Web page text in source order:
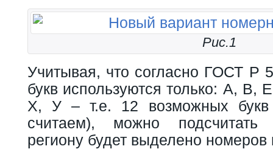
Рис.1
Учитывая, что согласно ГОСТ Р
букв используются только: А,
Х, У – т.е. 12 возможных букв
считаем), можно подсчитать
региону будет выделено номеров